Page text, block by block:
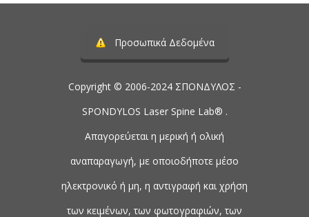
Προσωπικά Δεδομένα
Copyright © 2006-2024 ΣΠΟΝΔΥΛΟΣ -
SPONDYLOS Laser Spine Lab® .
Απαγορεύεται η μερική ή ολική
αναπαραγωγή, με οποιοδήποτε μέσο
ηλεκτρονικό ή μη, η αντιγραφή και χρήση
των κειμένων, των φωτογραφιών, των